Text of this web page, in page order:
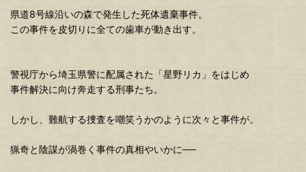
県道8号線沿いの森で発生した死体遺棄事件。
この事件を皮切りに全ての歯車が動き出す。
警視庁から埼玉県警に配属された「星野リカ」をはじめ
事件解決に向け奔走する刑事たち。
しかし、難航する捜査を嘲笑うかのように次々と事件が。
猟奇と陰謀が渦巻く事件の真相やいかに──